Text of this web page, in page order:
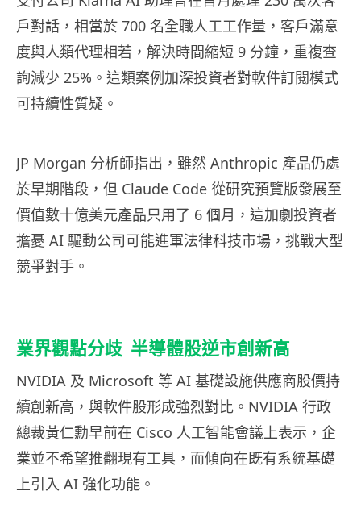
戶對話，相當於 700 名全職人工工作量，客戶滿意
度與人類代理相若，解決時間縮短 9 分鐘，重複查
詢減少 25%。這類案例加深投資者對軟件訂閱模式
可持續性質疑。
JP Morgan 分析師指出，雖然 Anthropic 產品仍處
於早期階段，但 Claude Code 從研究預覽版發展至
價值數十億美元產品只用了 6 個月，這加劇投資者
擔憂 AI 驅動公司可能進軍法律科技市場，挑戰大型
競爭對手。
業界觀點分歧 半導體股逆市創新高
NVIDIA 及 Microsoft 等 AI 基礎設施供應商股價持
續創新高，與軟件股形成強烈對比。NVIDIA 行政
總裁黃仁勳早前在 Cisco 人工智能會議上表示，企
業並不希望推翻現有工具，而傾向在既有系統基礎
上引入 AI 強化功能。